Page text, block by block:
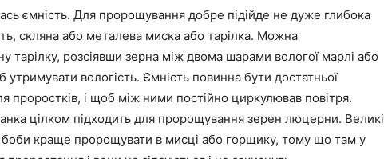
ємність. Для пророщування добре підійде не дуже глибока
скляна або металева миска або тарілка. Можна
тарілку, розсіявши зерна між двома шарами вологої марлі або
вологість. Ємність повинна бути достатньої
проростків, і щоб між ними постійно циркулював повітря.
цілком підходить для пророщування зерен люцерни. Великі
боби краще пророщувати в мисці або горщику, тому що там у